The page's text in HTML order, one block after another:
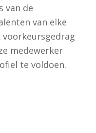
van de
van elke
voorkeursgedrag
medewerker
te voldoen.